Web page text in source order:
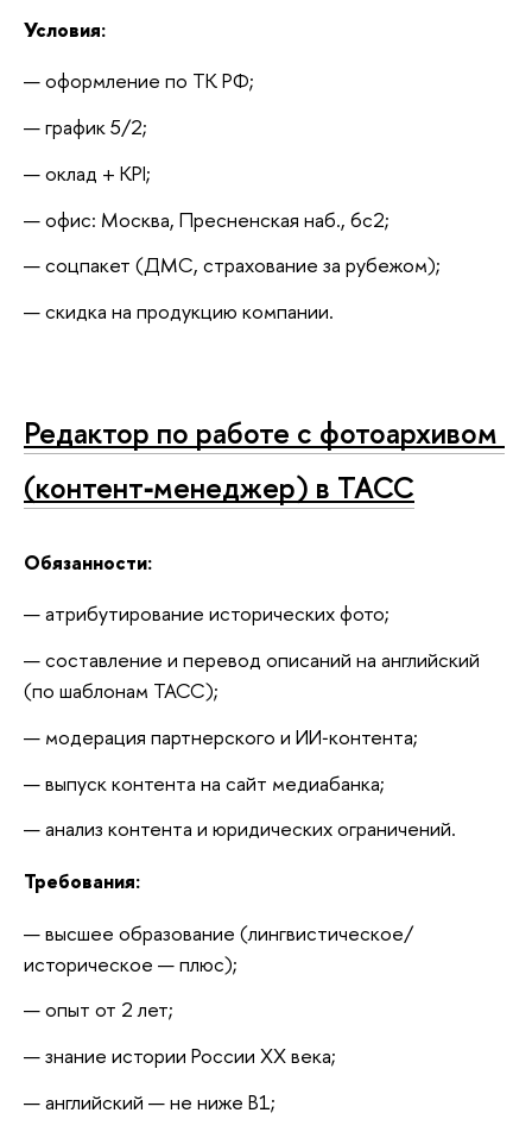
Условия:
оформление по ТК РФ;
график 5/2;
оклад + KPI;
офис: Москва, Пресненская наб., 6с2;
соцпакет (ДМС, страхование за рубежом);
скидка на продукцию компании.
Редактор по работе с фотоархивом
(контент‑менеджер) в ТАСС
Обязанности:
атрибутирование исторических фото;
составление и перевод описаний на английский
(по шаблонам ТАСС);
модерация партнерского и ИИ‑контента;
выпуск контента на сайт медиабанка;
анализ контента и юридических ограничений.
Требования:
высшее образование (лингвистическое/
историческое — плюс);
опыт от 2 лет;
знание истории России XX века;
английский — не ниже B1;